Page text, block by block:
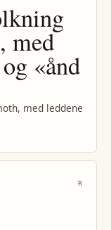
med
«ånd
med leddene
R